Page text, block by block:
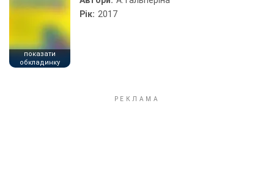
показати
обкладинку
Рік: 2017